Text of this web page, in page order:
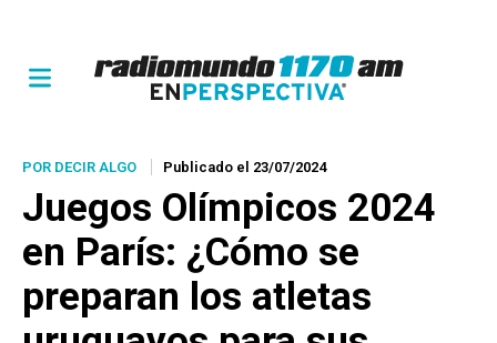
POR DECIR ALGO Publicado el 23/07/2024
Juegos Olímpicos 2024
en París: ¿Cómo se
preparan los atletas